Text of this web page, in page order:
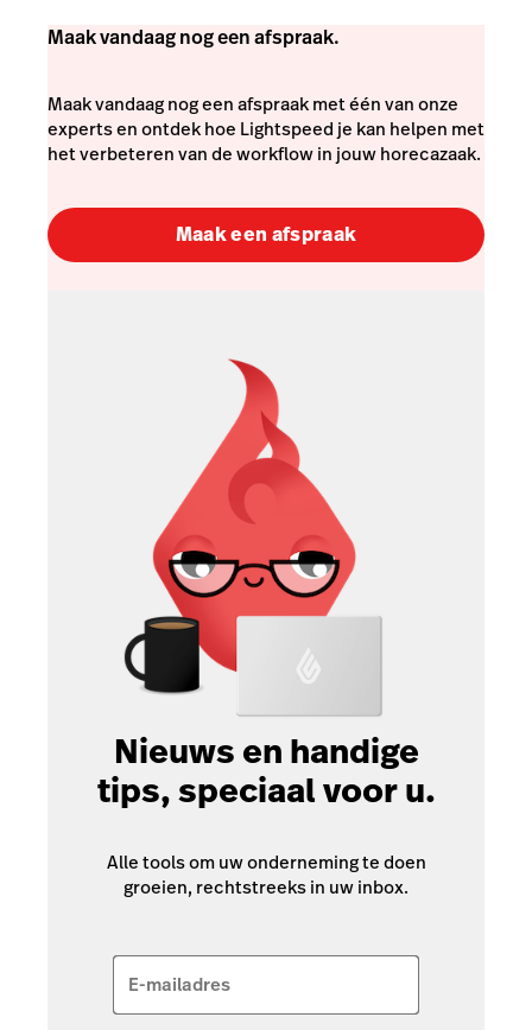
Maak vandaag nog een afspraak.
Maak vandaag nog een afspraak met één van onze
experts en ontdek hoe Lightspeed je kan helpen met
het verbeteren van de workflow in jouw horecazaak.
Maak een afspraak
Nieuws en handige
tips, speciaal voor u.
Alle tools om uw onderneming te doen
groeien, rechtstreeks in uw inbox.
E-mailadres